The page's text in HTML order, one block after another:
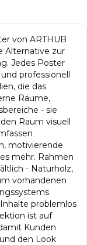
von ARTHUB
Alternative zur
Jedes Poster
professionell
die das
Räume,
- sie
Raum visuell
motivierende
mehr. Rahmen
- Naturholz,
vorhandenen
problemlos
ist auf
Kunden
den Look